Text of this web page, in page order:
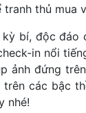
thủ mua
bí, độc đáo
in nổi
ảnh đứng
các bậc
nhé!